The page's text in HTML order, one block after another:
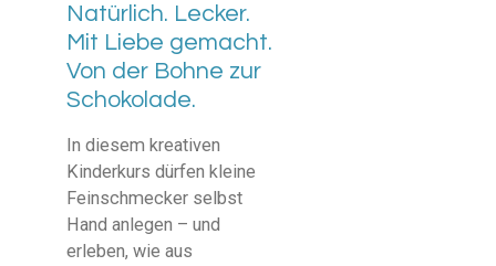
Natürlich. Lecker.
Mit Liebe gemacht.
Von der Bohne zur
Schokolade.
In diesem kreativen
Kinderkurs dürfen kleine
Feinschmecker selbst
Hand anlegen – und
erleben, wie aus